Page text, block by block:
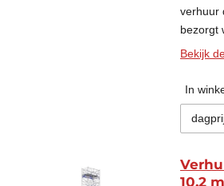
verhuur
bezorgt
Bekijk
In
10,2